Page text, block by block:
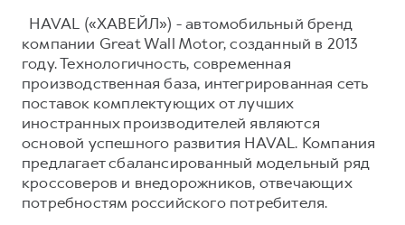
HAVAL («ХАВЕЙЛ») - автомобильный бренд
компании Great Wall Motor, созданный в 2013
году. Технологичность, современная
производственная база, интегрированная сеть
поставок комплектующих от лучших
иностранных производителей являются
основой успешного развития HAVAL. Компания
предлагает сбалансированный модельный ряд
кроссоверов и внедорожников, отвечающих
потребностям российского потребителя.